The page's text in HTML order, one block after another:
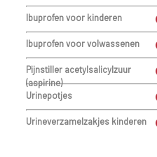
Ibuprofen voor kinderen
Ibuprofen voor volwassenen
Pijnstiller acetylsalicylzuur
(aspirine)
Urinepotjes
Urineverzamelzakjes kinderen